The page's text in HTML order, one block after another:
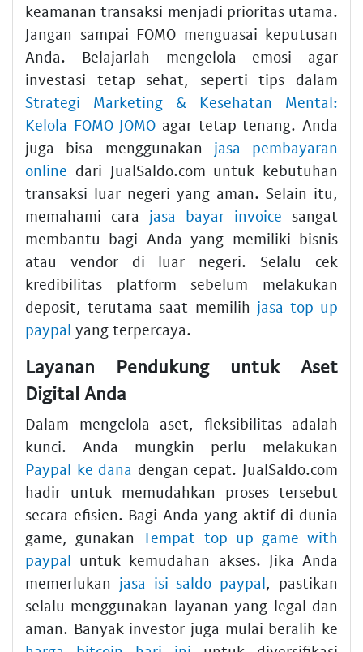
keamanan transaksi menjadi prioritas utama.
Jangan sampai FOMO menguasai keputusan
Anda. Belajarlah mengelola emosi agar
investasi tetap sehat, seperti tips dalam
Strategi Marketing & Kesehatan Mental:
Kelola FOMO JOMO agar tetap tenang. Anda
juga bisa menggunakan jasa pembayaran
online dari JualSaldo.com untuk kebutuhan
transaksi luar negeri yang aman. Selain itu,
memahami cara jasa bayar invoice sangat
membantu bagi Anda yang memiliki bisnis
atau vendor di luar negeri. Selalu cek
kredibilitas platform sebelum melakukan
deposit, terutama saat memilih jasa top up
paypal yang terpercaya.
Layanan Pendukung untuk Aset
Digital Anda
Dalam mengelola aset, fleksibilitas adalah
kunci. Anda mungkin perlu melakukan
Paypal ke dana dengan cepat. JualSaldo.com
hadir untuk memudahkan proses tersebut
secara efisien. Bagi Anda yang aktif di dunia
game, gunakanTempat top up game with
paypal untuk kemudahan akses. Jika Anda
memerlukan jasa isi saldo paypal, pastikan
selalu menggunakan layanan yang legal dan
aman. Banyak investor juga mulai beralih ke